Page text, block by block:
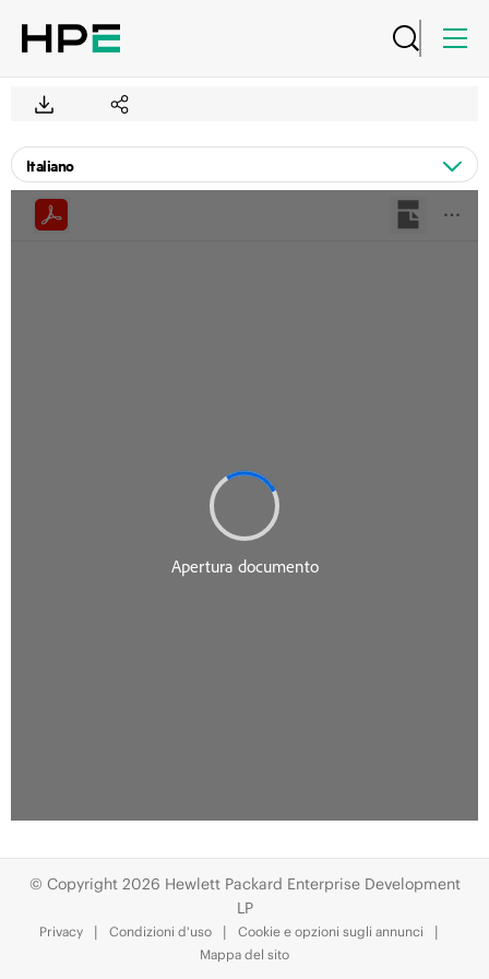
© Copyright 2026 Hewlett Packard Enterprise Development
LP
Privacy Condizioni d'uso
Cookie e opzioni sugli annunci
Mappa del sito